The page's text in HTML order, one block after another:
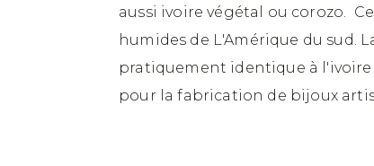
aussi ivoire végétal ou corozo.
humides de L'Amérique du sud.
pratiquement identique à l'ivoire
pour la fabrication de bijoux